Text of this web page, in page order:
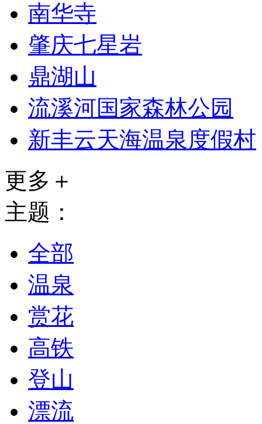
南华寺
肇庆七星岩
鼎湖山
流溪河国家森林公园
新丰云天海温泉度假村
更多＋
主题：
全部
温泉
赏花
高铁
登山
漂流